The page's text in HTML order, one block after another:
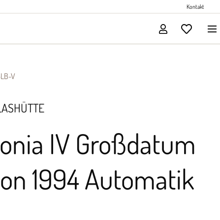
Kontakt
V
IV Großdatum
1994 Automatik